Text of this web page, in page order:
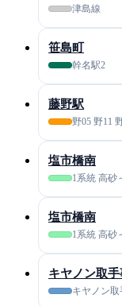
津島線
笹島町
幹名駅2
藤野駅
野05 野11
塩市橋南
1系統 高砂
塩市橋南
1系統 高砂
キヤノン取
キヤノン